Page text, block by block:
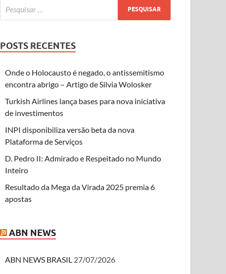
POSTS RECENTES
Onde o Holocausto é negado, o antissemitismo
encontra abrigo – Artigo de Silvia Wolosker
Turkish Airlines lança bases para nova iniciativa
de investimentos
INPI disponibiliza versão beta da nova
Plataforma de Serviços
D. Pedro II: Admirado e Respeitado no Mundo
Inteiro
Resultado da Mega da Virada 2025 premia 6
apostas
ABN NEWS
ABN NEWS BRASIL 27/07/2026